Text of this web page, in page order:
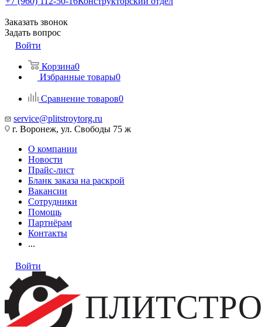
Заказать звонок
Задать вопрос
Войти
Корзина0
Избранные товары0
Сравнение товаров0
service@plitstroytorg.ru
г. Воронеж, ул. Свободы 75 ж
О компании
Новости
Прайс-лист
Бланк заказа на раскрой
Вакансии
Сотрудники
Помощь
Партнёрам
Контакты
...
Войти